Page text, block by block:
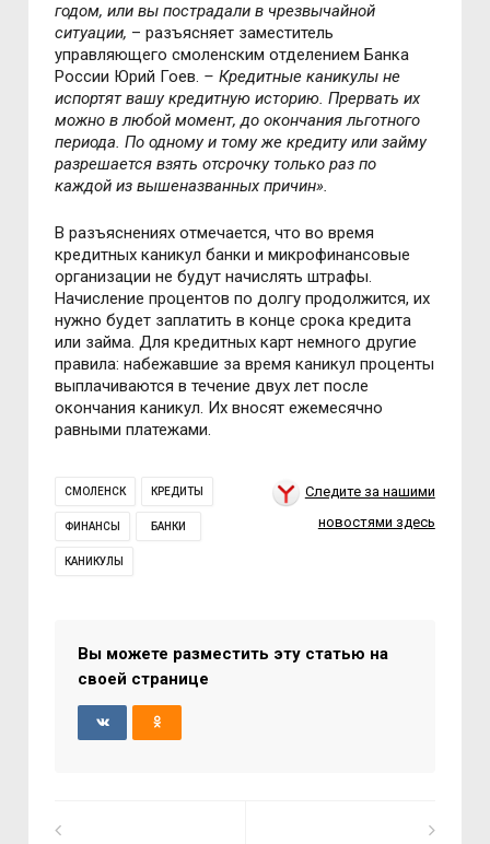
годом, или вы пострадали в чрезвычайной
ситуации, – разъясняет заместитель
управляющего смоленским отделением Банка
России Юрий Гоев. – Кредитные каникулы не
испортят вашу кредитную историю. Прервать их
можно в любой момент, до окончания льготного
периода. По одному и тому же кредиту или займу
разрешается взять отсрочку только раз по
каждой из вышеназванных причин».
В разъяснениях отмечается, что во время
кредитных каникул банки и микрофинансовые
организации не будут начислять штрафы.
Начисление процентов по долгу продолжится, их
нужно будет заплатить в конце срока кредита
или займа. Для кредитных карт немного другие
правила: набежавшие за время каникул проценты
выплачиваются в течение двух лет после
окончания каникул. Их вносят ежемесячно
равными платежами.
СМОЛЕНСК КРЕДИТЫ
ФИНАНСЫ БАНКИ
КАНИКУЛЫ
Следите за нашими
новостями здесь
Вы можете разместить эту статью на
своей странице